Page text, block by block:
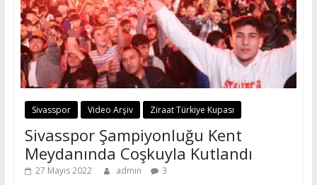
Sivasspor Video Arşiv Ziraat Türkiye Kupası
Sivasspor Şampiyonluğu Kent
Meydanında Coşkuyla Kutlandı
27 Mayıs 2022 admin 3